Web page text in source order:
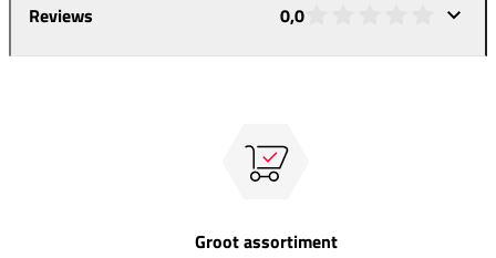
Reviews 0,0
Groot assortiment